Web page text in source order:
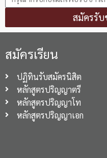
สมัครรับ
สมัครเรียน
ปฏิทินรับสมัครนิสิต
หลักสูตรปริญญาตรี
หลักสูตรปริญญาโท
หลักสูตรปริญญาเอก